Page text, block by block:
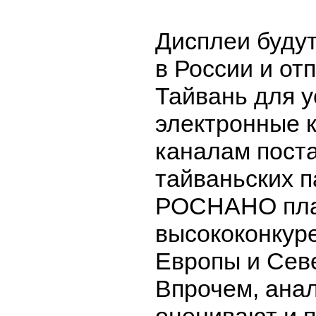
Дисплеи
в России и
Тайвань для
электронные
каналам
тайваньских
РОСНАНО
Европы и
Впрочем,